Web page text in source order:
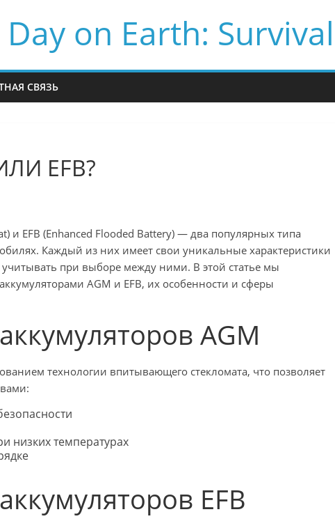
on Earth: Survival
СВЯЗЬ
EFB?
и EFB (Enhanced Flooded Battery) — два популярных типа
Каждый из них имеет свои уникальные характеристики
при выборе между ними. В этой статье мы
AGM и EFB, их особенности и сферы
AGM
технологии впитывающего стекломата, что позволяет
низких температурах
EFB